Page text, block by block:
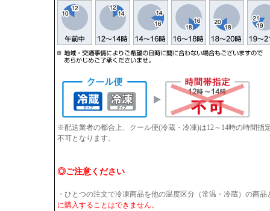
※配送業者の都合上、クール便(冷蔵・冷凍)は12～14時の時間
不可となります。
◎ご注意ください
・ひとつの注文で冷凍商品を他の温度区分（常温・冷蔵）の商品
に購入することはできません。